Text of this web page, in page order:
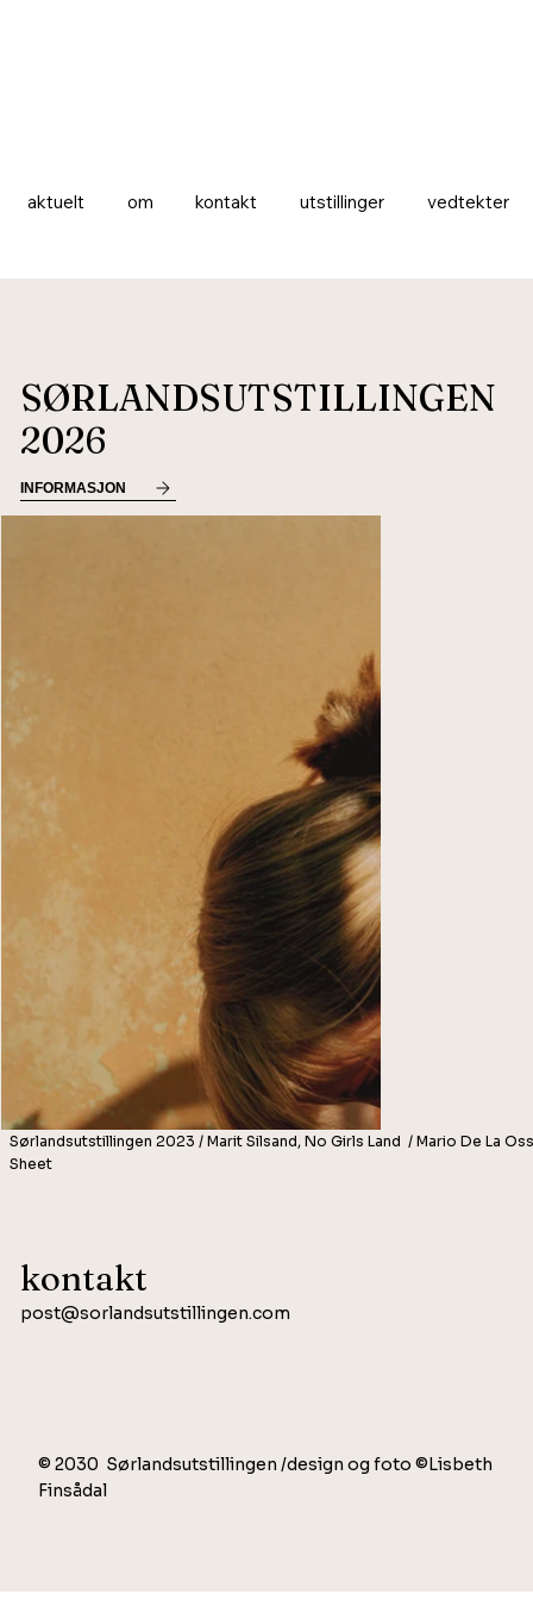
aktuelt om kontakt utstillinger vedtekter
SØRLANDSUTSTILLINGEN
2026
INFORMASJON
Sørlandsutstillingen 2023 / Marit Silsand, No Girls Land / Mario De La
Sheet
kontakt
post@sorlandsutstillingen.com
© 2030 Sørlandsutstillingen /design og foto ©Lisbeth
Finsådal